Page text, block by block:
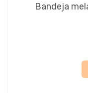
Bandeja